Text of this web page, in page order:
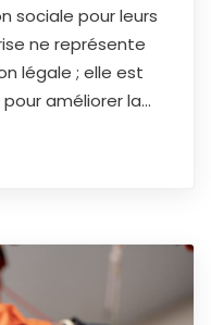
sociale pour leurs
ne représente
légale ; elle est
améliorer la…